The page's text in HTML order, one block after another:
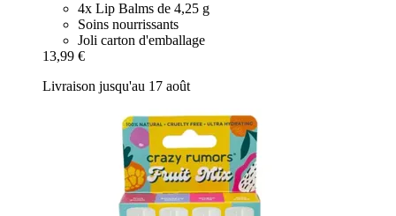
4x Lip Balms de 4,25 g
Soins nourrissants
Joli carton d'emballage
13,99 €
Livraison jusqu'au 17 août